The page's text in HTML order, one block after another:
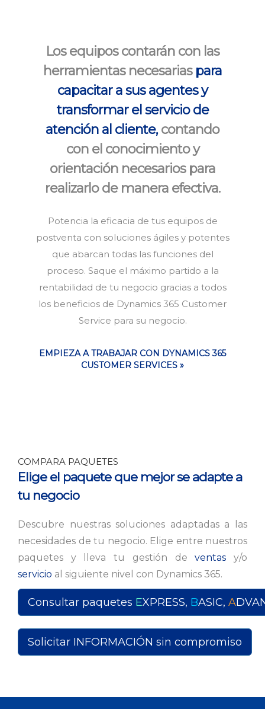
Los equipos contarán con las
herramientas necesarias para
capacitar a sus agentes y
transformar el servicio de
atención al cliente,contando
con el conocimiento y
orientación necesarios para
realizarlo de manera efectiva.
Potencia la eficacia de tus equipos de
postventa con soluciones ágiles y potentes
que abarcan todas las funciones del
proceso. Saque el máximo partido a la
rentabilidad de tu negocio gracias a todos
los beneficios de Dynamics 365 Customer
Service para su negocio.
EMPIEZA A TRABAJAR CON DYNAMICS 365
CUSTOMER SERVICES »
COMPARA PAQUETES
Elige el paquete que mejor se adapte a
tu negocio
Descubre nuestras soluciones adaptadas a las
necesidades de tu negocio. Elige entre nuestros
paquetes y lleva tu gestión deventas y/o
servicio al siguiente nivel con Dynamics 365.
Consultar paquetes EXPRESS, BASIC, A
Solicitar INFORMACIÓN sin compromiso